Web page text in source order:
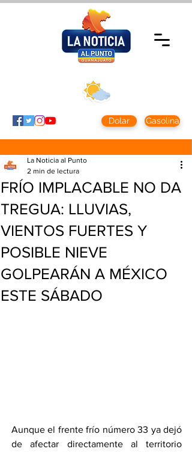
Dolar Gasolina
FRÍO IMPLACABLE NO DA
TREGUA: LLUVIAS,
VIENTOS FUERTES Y
POSIBLE NIEVE
GOLPEARÁN A MÉXICO
ESTE SÁBADO
La Noticia al Punto
2 min de lectura
Aunque el frente frío número 33 ya dejó
de afectar directamente al territorio